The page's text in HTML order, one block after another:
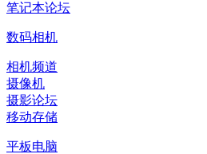
笔记本论坛
数码相机
相机频道
摄像机
摄影论坛
移动存储
平板电脑